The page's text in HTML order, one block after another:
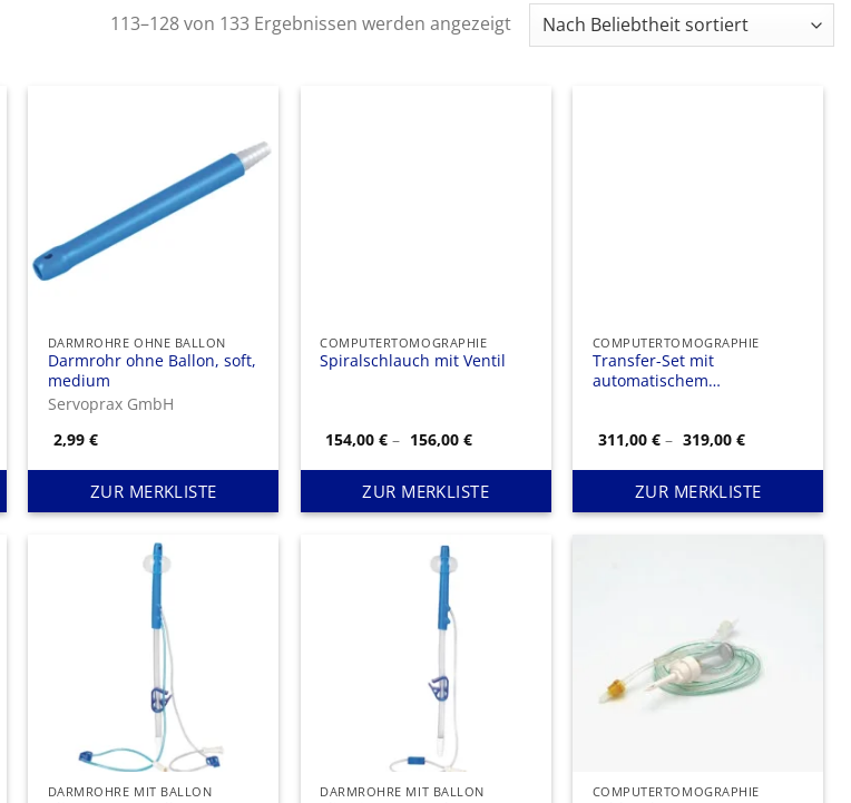
113–128 von 133 Ergebnissen werden angezeigtNach
Beliebtheit
DARMROHRE OHNE BALLON
Darmrohr ohne Ballon, soft,
medium
Servoprax GmbH
2,99 €
ZUR MERKLISTE
COMPUTERTOMOGRAPHIE
Spiralschlauch mit Ventil
154,00€ – 156,00€Preisspanne:
bis
156,00 €
ZUR MERKLISTE
COMPUTERTOMOGRAPHIE
Transfer-Set mit
automatischem
311,00 € – 319,00 €Preisspanne:
bis
319,00 €
ZUR MERKLISTE
DARMROHRE MIT BALLON DARMROHRE MIT BALLON COMPUTERTOMOGRAPHIE